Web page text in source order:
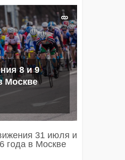
8 и 9
Москве
31 июля и
года в Москве